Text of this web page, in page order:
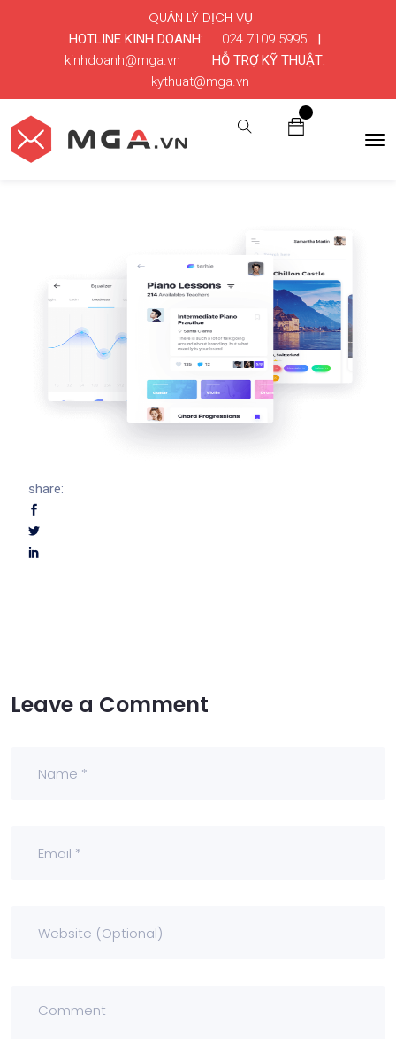
HOTLINE KINH DOANH: 024 7109 5995|
kinhdoanh@mga.vn
HỖ TRỢ KỸ THUẬT:
kythuat@mga.vn
QUẢN LÝ DỊCH VỤ
share:
Leave a Comment